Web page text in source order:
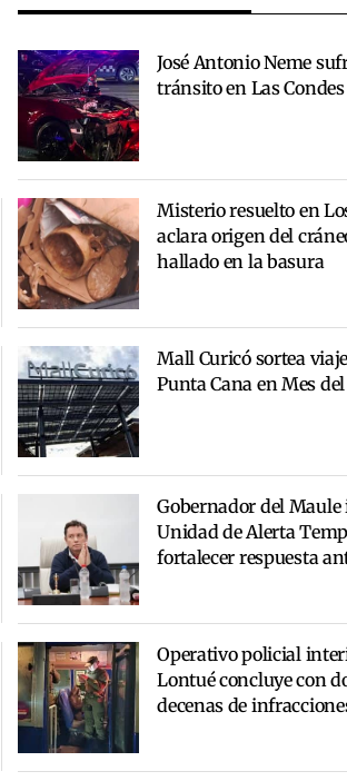
José Antonio Neme
tránsito en Las Condes
Misterio resuelto en
aclara origen del
hallado en la basura
Mall Curicó sortea
Punta Cana en Mes
Gobernador del
Unidad de Alerta
fortalecer respuesta
Operativo policial
Lontué concluye con
decenas de